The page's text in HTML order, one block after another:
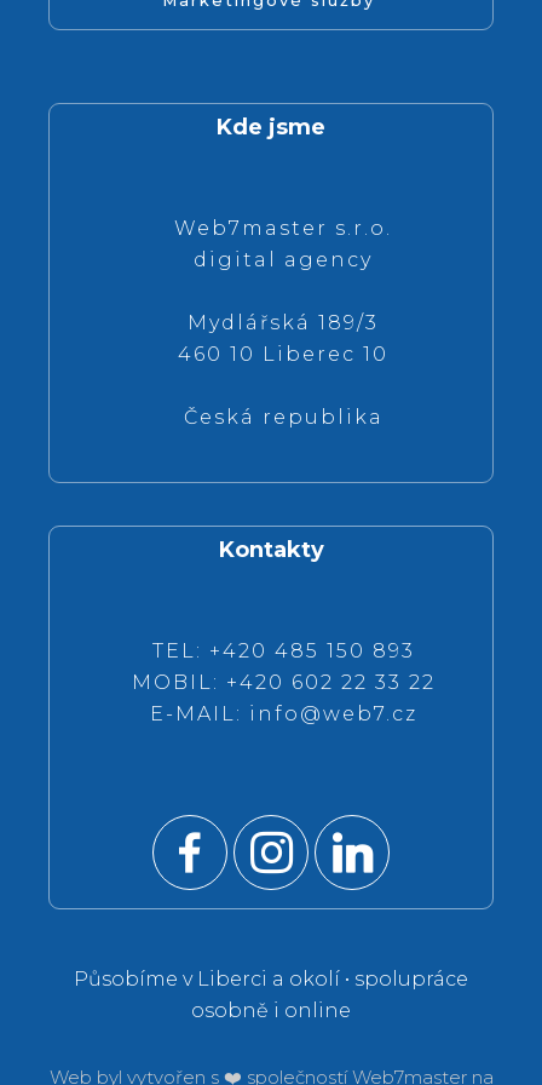
Kde jsme
Web7master s.r.o.
digital agency
Mydlářská 189/3
460 10 Liberec 10
Česká republika
Kontakty
TEL: +420 485 150 893
MOBIL: +420 602 22 33 22
E-MAIL: info@web7.cz
Působíme v Liberci a okolí • spolupráce
osobně i online
Web byl vytvořen s ❤️ společnostíWeb7master na